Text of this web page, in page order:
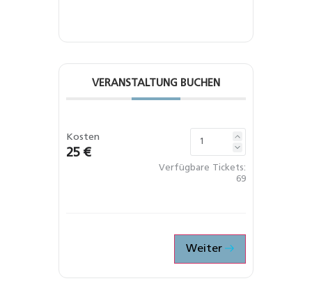
VERANSTALTUNG BUCHEN
Kosten
25 €
Verfügbare Tickets:
69
Weiter